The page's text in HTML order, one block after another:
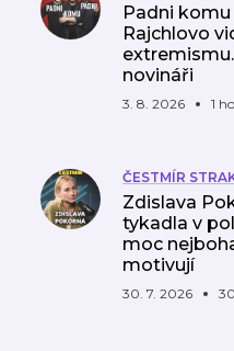
Padni
Rajchlovo
novináři
3. 8. 2026 1
ČESTMÍR
Zdislava
tykadla v
moc
motivují
30. 7. 2026